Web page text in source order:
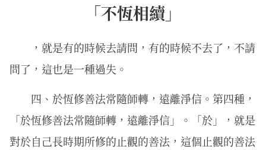
「不恆相續」
，就是有的時候去請問，有的時候不去了，不請
問了，這也是一種過失。
四、於恆修善法常隨師轉，遠離淨信。第四種，
「於恆修善法常隨師轉，遠離淨信」。「於」，就是
對於自己長時期所修的止觀的善法，這個止觀的善法